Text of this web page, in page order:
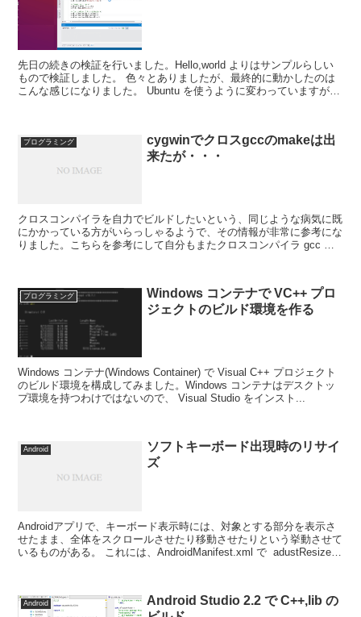
先日の続きの検証を行いました。Hello,world よりはサンプルらしい
もので検証しました。 色々とありましたが、最終的に動かしたのは
こんな感じになりました。 Ubuntu を使うように変わっていますが、
プログラミング
cygwinでクロスgccのmakeは出
来たが・・・
クロスコンパイラを自力でビルドしたいという、同じような病気に既
にかかっている方がいらっしゃるようで、その情報が非常に参考にな
りました。こちらを参考にして自分もまたクロスコンパイラ gcc の
プログラミング
Windows コンテナで VC++ プロ
ジェクトのビルド環境を作る
Windows コンテナ(Windows Container) で Visual C++ プロジェクト
のビルド環境を構成してみました。Windows コンテナはデスクトッ
プ環境を持つわけではないので、 Visual Studio をインスト...
Android
ソフトキーボード出現時のリサイ
ズ
Androidアプリで、キーボード表示時には、対象とする部分を表示さ
せたまま、全体をスクロールさせたり移動させたりという挙動させて
いるものがある。 これには、AndroidManifest.xml で adustResize
Android
Android Studio 2.2 で C++,lib の